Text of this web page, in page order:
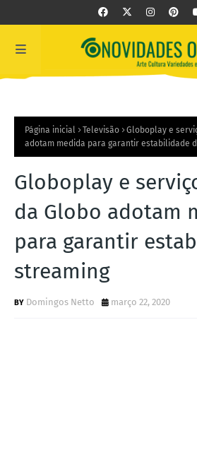
Página inicial Televisão
Globoplay e
adotam medida para garantir estabilidade
Globoplay e
da Globo adotam
para garantir
streaming
Domingos Netto março 22, 2020